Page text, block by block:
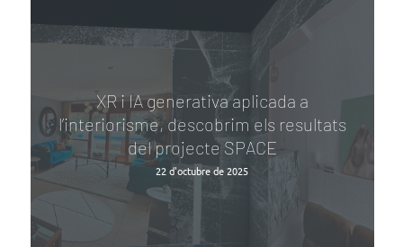
XR i IA generativa aplicada a
l’interiorisme, descobrim els resultats
del projecte SPACE
22 d'octubre de 2025